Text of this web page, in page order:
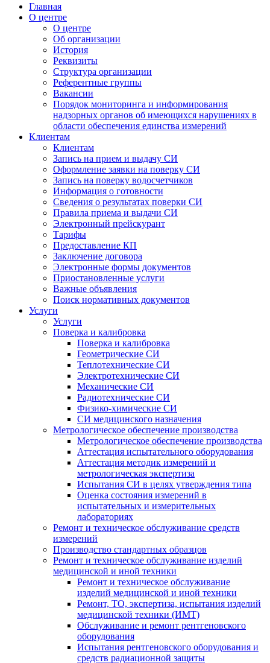
Главная
О центре
О центре
Об организации
История
Реквизиты
Структура организации
Референтные группы
Вакансии
Порядок мониторинга и информирования
надзорных органов об имеющихся нарушениях в
области обеспечения единства измерений
Клиентам
Клиентам
Запись на прием и выдачу СИ
Оформление заявки на поверку СИ
Запись на поверку водосчетчиков
Информация о готовности
Сведения о результатах поверки СИ
Правила приема и выдачи СИ
Электронный прейскурант
Тарифы
Предоставление КП
Заключение договора
Электронные формы документов
Приостановленные услуги
Важные объявления
Поиск нормативных документов
Услуги
Услуги
Поверка и калибровка
Поверка и калибровка
Геометрические СИ
Теплотехнические СИ
Электротехнические СИ
Механические СИ
Радиотехнические СИ
Физико-химические СИ
СИ медицинского назначения
Метрологическое обеспечение производства
Метрологическое обеспечение производства
Аттестация испытательного оборудования
Аттестация методик измерений и
метрологическая экспертиза
Испытания СИ в целях утверждения типа
Оценка состояния измерений в
испытательных и измерительных
лабораториях
Ремонт и техническое обслуживание средств
измерений
Производство стандартных образцов
Ремонт и техническое обслуживание изделий
медицинской и иной техники
Ремонт и техническое обслуживание
изделий медицинской и иной техники
Ремонт, ТО, экспертиза, испытания изделий
медицинской техники (ИМТ)
Обслуживание и ремонт рентгеновского
оборудования
Испытания рентгеновского оборудования и
средств радиационной защиты